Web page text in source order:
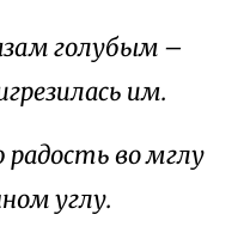
голубым –
им.
во мглу
углу.